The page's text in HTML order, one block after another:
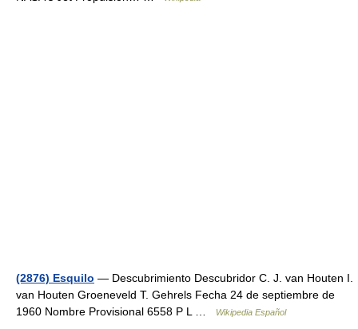
(2876) Esquilo — Descubrimiento Descubridor C. J. van Houten I.
van Houten Groeneveld T. Gehrels Fecha 24 de septiembre de
1960 Nombre Provisional 6558 P L …
Wikipedia Español